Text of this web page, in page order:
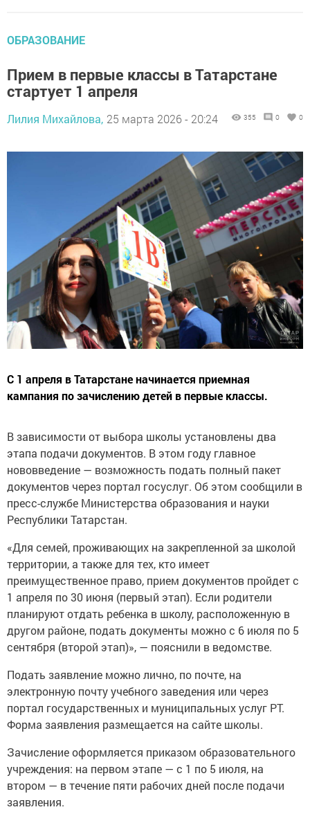
ОБРАЗОВАНИЕ
Прием в первые классы в Татарстане
стартует 1 апреля
Лилия Михайлова, 25 марта 2026 - 20:24 355 0 0
С 1 апреля в Татарстане начинается приемная
кампания по зачислению детей в первые классы.
В зависимости от выбора школы установлены два
этапа подачи документов. В этом году главное
нововведение — возможность подать полный пакет
документов через портал госуслуг. Об этом сообщили в
пресс-службе Министерства образования и науки
Республики Татарстан.
«Для семей, проживающих на закрепленной за школой
территории, а также для тех, кто имеет
преимущественное право, прием документов пройдет с
1 апреля по 30 июня (первый этап). Если родители
планируют отдать ребенка в школу, расположенную в
другом районе, подать документы можно с 6 июля по 5
сентября (второй этап)», — пояснили в ведомстве.
Подать заявление можно лично, по почте, на
электронную почту учебного заведения или через
портал государственных и муниципальных услуг РТ.
Форма заявления размещается на сайте школы.
Зачисление оформляется приказом образовательного
учреждения: на первом этапе — с 1 по 5 июля, на
втором — в течение пяти рабочих дней после подачи
заявления.